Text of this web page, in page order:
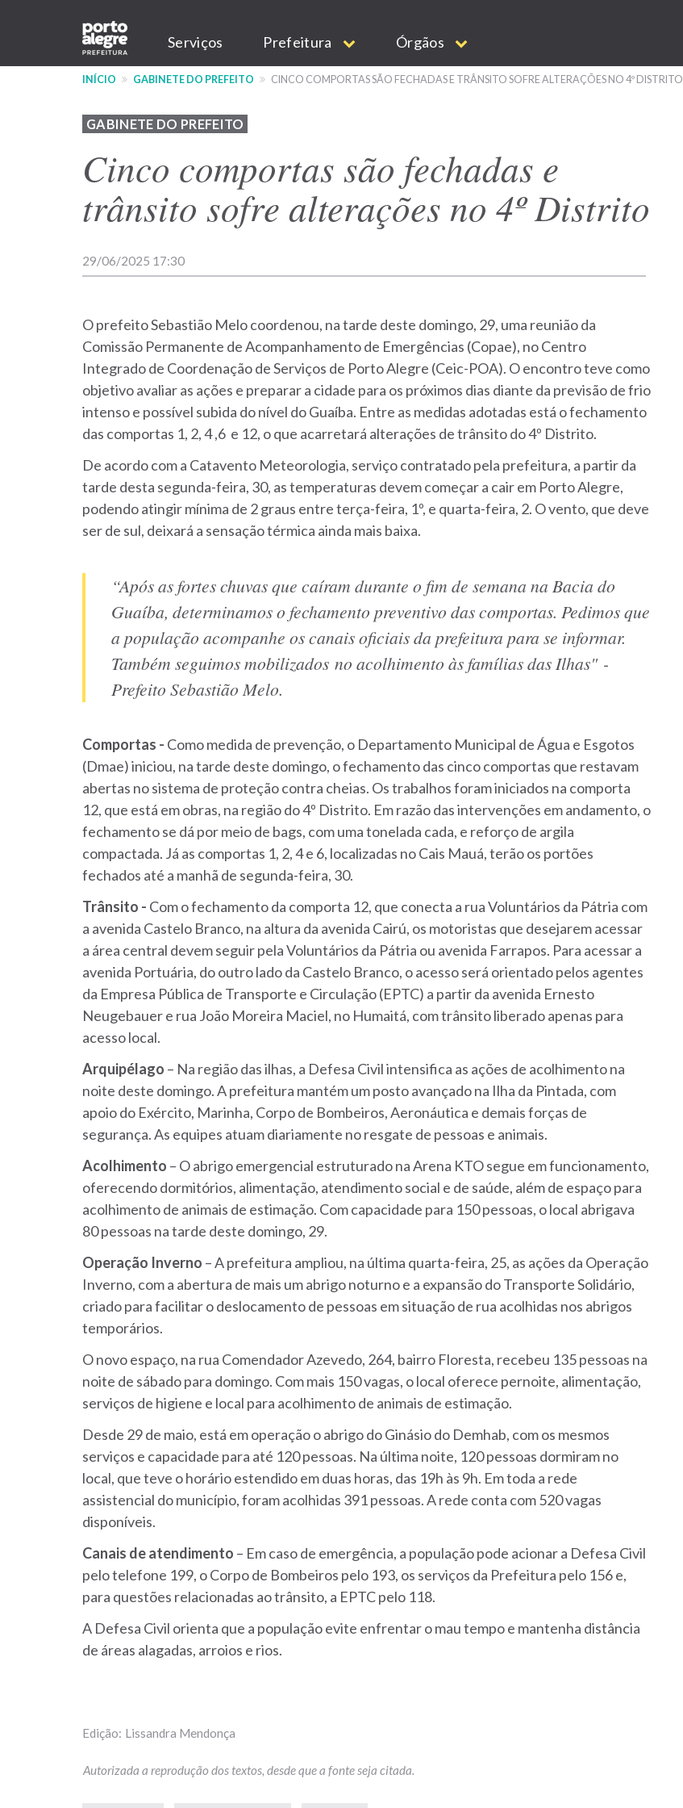
conteúdo
Main
navigation
Serviços Prefeitura Órgãos
INÍCIO GABINETE DO PREFEITO CINCO COMPORTAS SÃO FECHADAS E TRÂNSITO SOFRE ALTERAÇÕES NO 4º DISTRITO
GABINETE DO PREFEITO
Cinco comportas são fechadas e
trânsito sofre alterações no 4º Distrito
29/06/2025 17:30
O prefeito Sebastião Melo coordenou, na tarde deste domingo, 29, uma reunião da
Comissão Permanente de Acompanhamento de Emergências (Copae), no Centro
Integrado de Coordenação de Serviços de Porto Alegre (Ceic-POA). O encontro teve como
objetivo avaliar as ações e preparar a cidade para os próximos dias diante da previsão de frio
intenso e possível subida do nível do Guaíba. Entre as medidas adotadas está o fechamento
das comportas 1, 2, 4 ,6 e 12, o que acarretará alterações de trânsito do 4º Distrito.
De acordo com a Catavento Meteorologia, serviço contratado pela prefeitura, a partir da
tarde desta segunda-feira, 30, as temperaturas devem começar a cair em Porto Alegre,
podendo atingir mínima de 2 graus entre terça-feira, 1º, e quarta-feira, 2. O vento, que deve
ser de sul, deixará a sensação térmica ainda mais baixa.
“Após as fortes chuvas que caíram durante o fim de semana na Bacia do
Guaíba, determinamos o fechamento preventivo das comportas. Pedimos que
a população acompanhe os canais oficiais da prefeitura para se informar.
Também seguimos mobilizados no acolhimento às famílias das Ilhas" -
Prefeito Sebastião Melo.
Comportas - Como medida de prevenção, o Departamento Municipal de Água e Esgotos
(Dmae) iniciou, na tarde deste domingo, ofechamento das cinco comportas que restavam
abertas no sistema de proteção contra cheias. Os trabalhos foram iniciados na comporta
12, que está em obras, na região do 4º Distrito. Em razão das intervenções em andamento, o
fechamento se dá por meio de bags, com uma tonelada cada, e reforço de argila
compactada. Já as comportas 1, 2, 4 e 6, localizadas no Cais Mauá, terão os portões
fechados até a manhã de segunda-feira, 30.
Trânsito - Com o fechamento da comporta 12, que conecta a rua Voluntários da Pátria com
a avenida Castelo Branco, na altura da avenida Cairú, os motoristas que desejarem acessar
a área central devem seguir pela Voluntários da Pátria ou avenida Farrapos. Para acessar a
avenida Portuária, do outro lado da Castelo Branco, o acesso será orientado pelos agentes
da Empresa Pública de Transporte e Circulação (EPTC) a partir da avenida Ernesto
Neugebauer e rua João Moreira Maciel, no Humaitá, com trânsito liberado apenas para
acesso local.
Arquipélago – Na região das ilhas, a Defesa Civil intensifica as ações de acolhimento na
noite deste domingo. A prefeitura mantém um posto avançado na Ilha da Pintada, com
apoio do Exército, Marinha, Corpo de Bombeiros, Aeronáutica e demais forças de
segurança. As equipes atuam diariamente no resgate de pessoas e animais.
Acolhimento – O abrigo emergencial estruturado na Arena KTO segue em funcionamento,
oferecendo dormitórios, alimentação, atendimento social e de saúde, além de espaço para
acolhimento de animais de estimação. Com capacidade para 150 pessoas, o local abrigava
80 pessoas na tarde deste domingo, 29.
Operação Inverno – A prefeitura ampliou, na última quarta-feira, 25, as ações da Operação
Inverno, com a abertura de mais um abrigo noturno e a expansão do Transporte Solidário,
criado para facilitar o deslocamento de pessoas em situação de rua acolhidas nos abrigos
temporários.
O novo espaço, na rua Comendador Azevedo, 264, bairro Floresta, recebeu 135 pessoas na
noite de sábado para domingo. Com mais 150 vagas, o local oferece pernoite, alimentação,
serviços de higiene e local para acolhimento de animais de estimação.
Desde 29 de maio, está em operação o abrigo do Ginásio do Demhab, com os mesmos
serviços e capacidade para até 120 pessoas. Na última noite, 120 pessoas dormiram no
local, que teve o horário estendido em duas horas, das 19h às 9h. Em toda a rede
assistencial do município, foram acolhidas 391 pessoas. A rede conta com 520 vagas
disponíveis.
Canais de atendimento – Em caso de emergência, a população pode acionar a Defesa Civil
pelo telefone 199, o Corpo de Bombeiros pelo 193, os serviços da Prefeitura pelo 156 e,
para questões relacionadas ao trânsito, a EPTC pelo 118.
A Defesa Civil orienta que a população evite enfrentar o mau tempo e mantenha distância
de áreas alagadas, arroios e rios.
Lissandra Mendonça